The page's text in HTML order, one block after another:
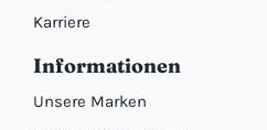
Karriere
Informationen
Unsere Marken